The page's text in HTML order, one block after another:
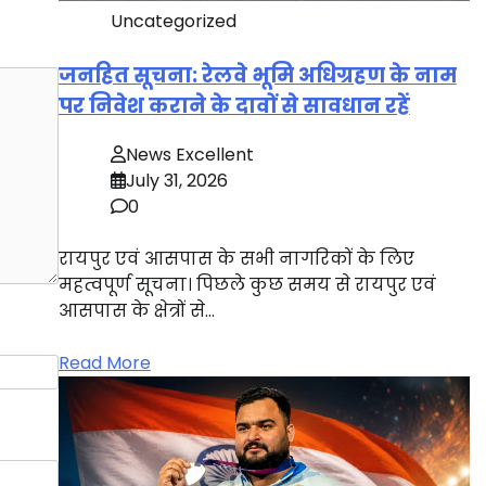
Uncategorized
जनहित सूचना: रेलवे भूमि अधिग्रहण के नाम
पर निवेश कराने के दावों से सावधान रहें
News Excellent
July 31, 2026
0
रायपुर एवं आसपास के सभी नागरिकों के लिए
महत्वपूर्ण सूचना। पिछले कुछ समय से रायपुर एवं
आसपास के क्षेत्रों से…
Read More